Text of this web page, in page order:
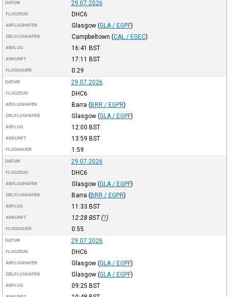
DATUM 29.07.2026
FLUGZEUG DHC6
ABFLUGHAFEN Glasgow (GLA / EGPF)
ZIELFLUGHAFEN Campbeltown (CAL / EGEC)
ABFLUG 16:41 BST
ANKUNFT 17:11 BST
FLUGDAUER 0:29
DATUM 29.07.2026
FLUGZEUG DHC6
ABFLUGHAFEN Barra (BRR / EGPR)
ZIELFLUGHAFEN Glasgow (GLA / EGPF)
ABFLUG 12:00 BST
ANKUNFT 13:59 BST
FLUGDAUER 1:59
DATUM 29.07.2026
FLUGZEUG DHC6
ABFLUGHAFEN Glasgow (GLA / EGPF)
ZIELFLUGHAFEN Barra (BRR / EGPR)
ABFLUG 11:33 BST
ANKUNFT 12:28 BST(?)
FLUGDAUER 0:55
DATUM 29.07.2026
FLUGZEUG DHC6
ABFLUGHAFEN Glasgow (GLA / EGPF)
ZIELFLUGHAFEN Glasgow (GLA / EGPF)
ABFLUG 09:25 BST